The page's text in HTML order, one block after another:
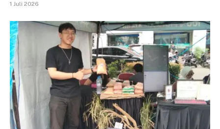
1 Juli 2026